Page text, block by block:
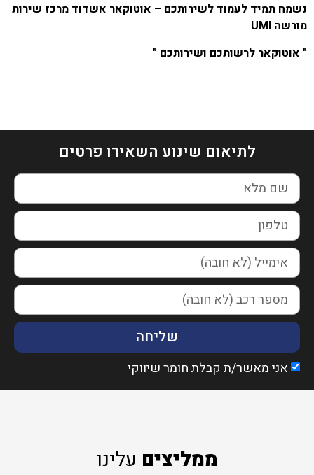
נשמח תמיד לעמוד לשירותכם – אוטוקאר אשדוד מרכז שירות
מורשה UMI
" אוטוקאר לרשותכם ושירותכם "
לתיאום שינוע השאירו פרטים
אני מאשר/ת קבלת חומר שיווקי
שליחה
ממליצים עלינו